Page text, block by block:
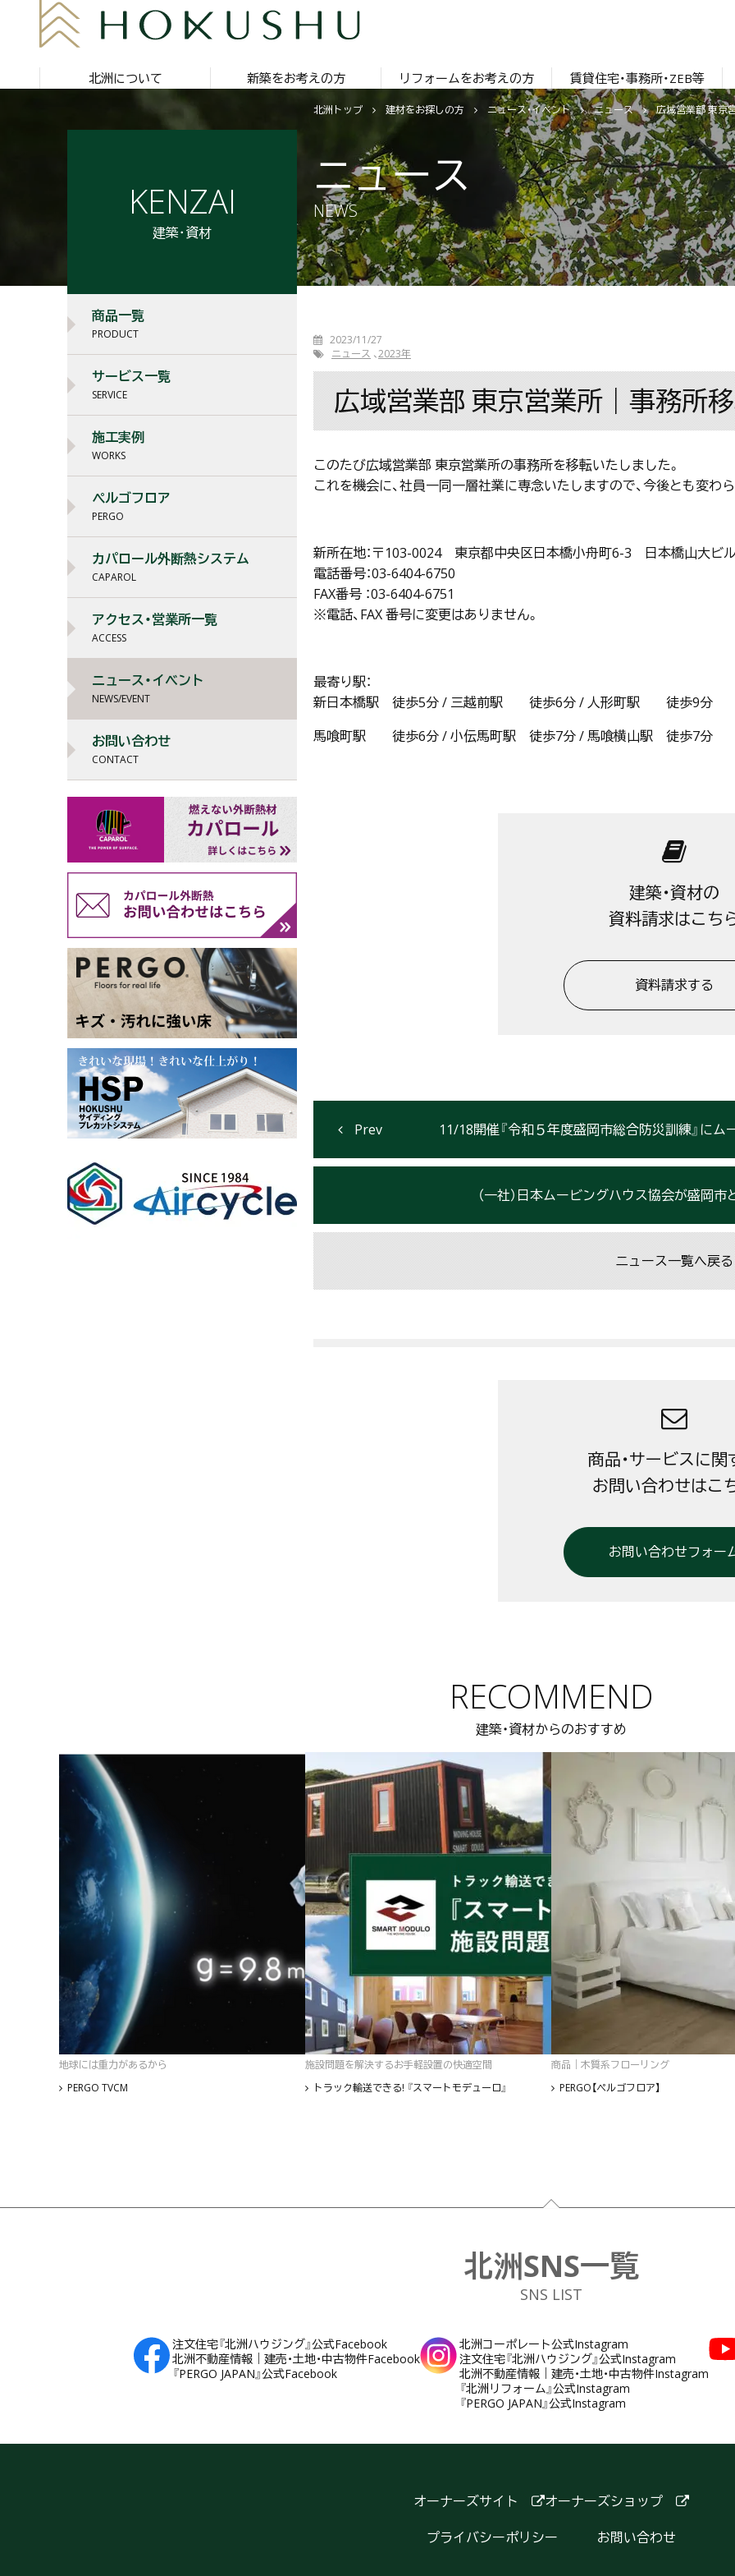
北洲について 新築をお考えの方 リフォームをお考えの方 賃貸住宅・事務所・ZEB等
北洲トップ 建材をお探しの方 ニュース・イベント ニュース 広域営業部 東京
ニュース
NEWS
2023/11/27
ニュース 2023年
広域営業部 東京営業所｜事務所
このたび広域営業部 東京営業所の事務所を移転いたしました。
これを機会に、社員一同一層社業に専念いたしますので、今後とも変わ
新所在地：〒103-0024 東京都中央区日本橋小舟町6-3 日本橋山大ビ
電話番号：03-6404-6750
FAX番号 ：03-6404-6751
※電話、FAX 番号に変更はありません。
最寄り駅：
新日本橋駅 徒歩5分 / 三越前駅 徒歩6分 / 人形町駅 徒歩9分
馬喰町駅 徒歩6分 / 小伝馬町駅 徒歩7分 / 馬喰横山駅 徒歩7分
建築・資材の
資料請求はこち
資料請求する
11/18開催『令和５年度盛岡市総合防災訓練』に
（一社）日本ムービングハウス協会が盛岡
ニュース一覧へ戻る
商品・サービスに関
お問い合わせはこ
お問い合わせフォー
KENZAI
建築・資材
商品一覧
PRODUCT
サービス一覧
SERVICE
施工実例
WORKS
ぺルゴフロア
PERGO
カパロール外断熱システム
CAPAROL
アクセス・営業所一覧
ACCESS
ニュース・イベント
NEWS/EVENT
お問い合わせ
CONTACT
RECOMMEND
建築・資材からのおすすめ
地球には重力があるから
PERGO TVCM
施設問題を解決するお手軽設置の快適空間
トラック輸送できる! 『スマートモデューロ』
商品｜木質系フローリング
PERGO【ペルゴフロア】
フッター
北洲SNS一覧
SNS LIST
注文住宅『北洲ハウジング』公式Facebook
北洲不動産情報｜建売・土地・中古物件Facebook
『PERGO JAPAN』公式Facebook
北洲コーポレート公式Instagram
注文住宅『北洲ハウジング』公式Instagram
北洲不動産情報｜建売・土地・中古物件Instagram
『北洲リフォーム』公式Instagram
『PERGO JAPAN』公式Instagram
オーナーズサイト
オーナーズショップ
プライバシーポリシー
お問い合わせ